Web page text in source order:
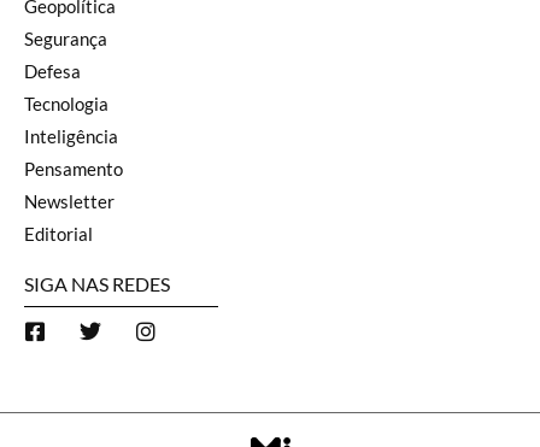
Geopolítica
Segurança
Defesa
Tecnologia
Inteligência
Pensamento
Newsletter
Editorial
SIGA NAS REDES